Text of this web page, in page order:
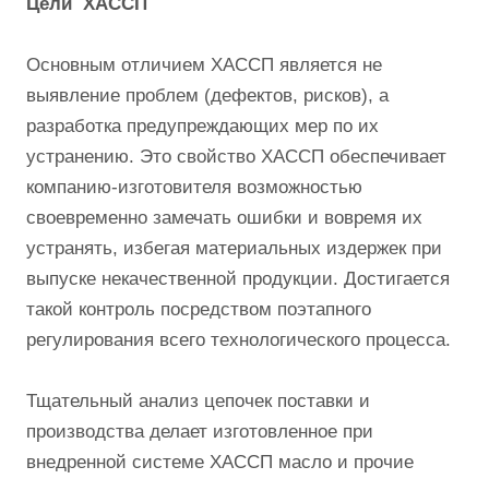
Основным отличием ХАССП является не
выявление проблем (дефектов, рисков), а
разработка предупреждающих мер по их
устранению. Это свойство ХАССП обеспечивает
компанию-изготовителя возможностью
своевременно замечать ошибки и вовремя их
устранять, избегая материальных издержек при
выпуске некачественной продукции. Достигается
такой контроль посредством поэтапного
регулирования всего технологического процесса.
Тщательный анализ цепочек поставки и
производства делает изготовленное при
внедренной системе ХАССП масло и прочие